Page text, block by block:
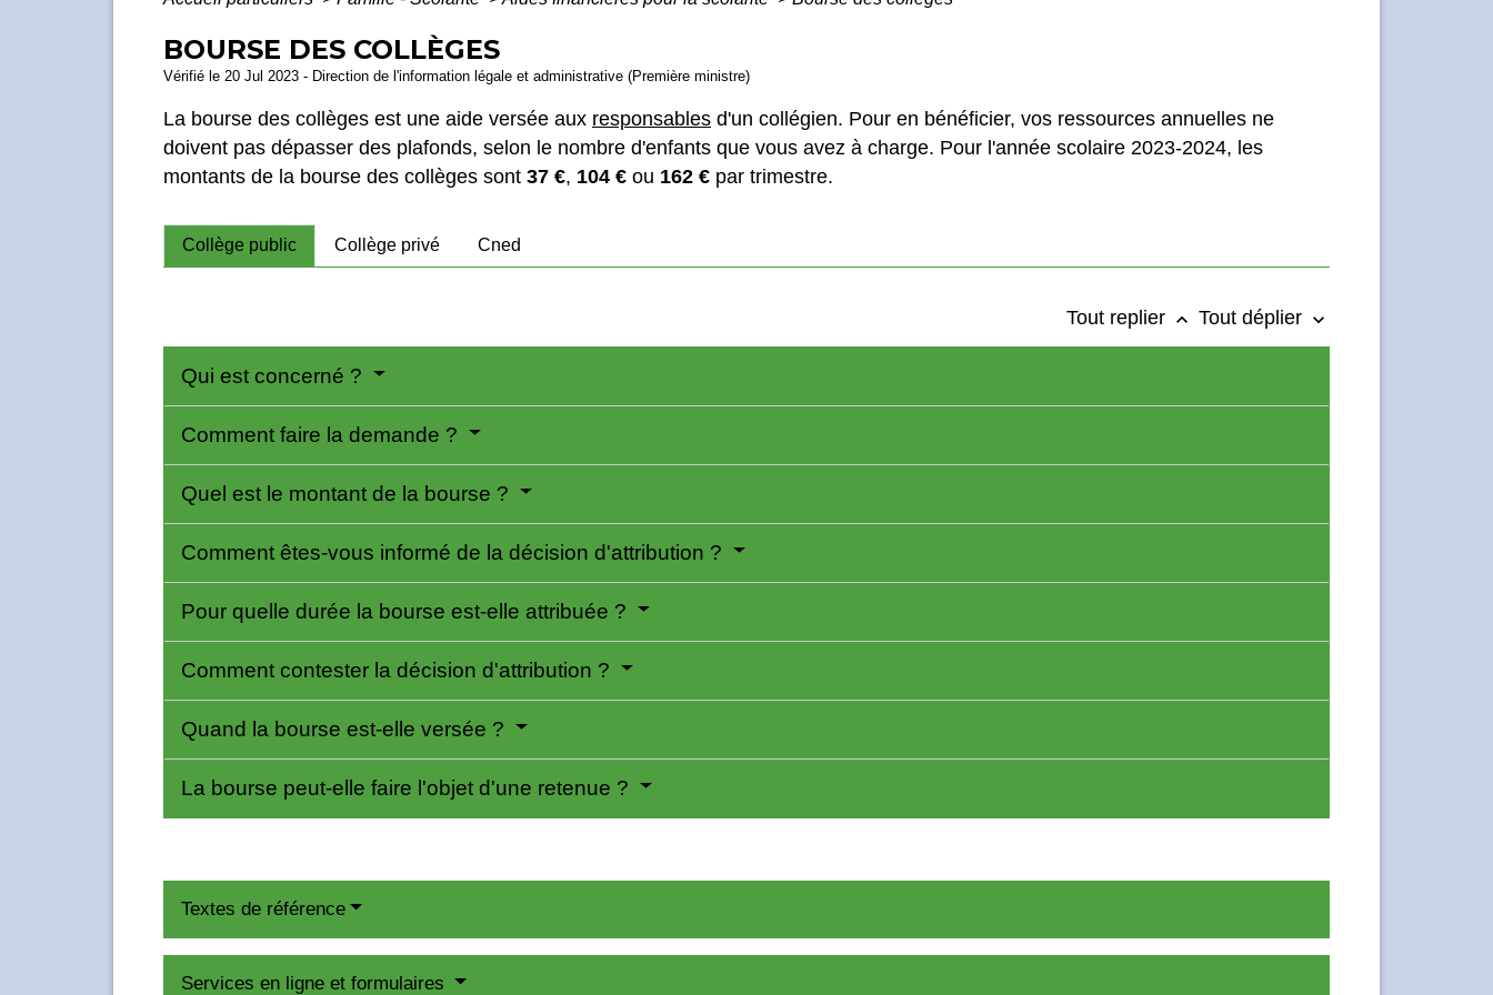
BOURSE DES COLLÈGES
Vérifié le 20 Jul 2023 - Direction de l'information légale et administrative (Première ministre)
La bourse des collèges est une aide versée aux responsables d'un collégien. Pour en bénéficier, vos ressources annuelles ne
doivent pas dépasser des plafonds, selon le nombre d'enfants que vous avez à charge. Pour l'année scolaire 2023-2024, les
montants de la bourse des collèges sont 37 €, 104 € ou 162 € par trimestre.
Collège public Collège privé Cned
Tout replier keyboard_arrow_up Tout déplier keyboard_arrow_down
Qui est concerné ?
Comment faire la demande ?
Quel est le montant de la bourse ?
Comment êtes-vous informé de la décision d'attribution ?
Pour quelle durée la bourse est-elle attribuée ?
Comment contester la décision d'attribution ?
Quand la bourse est-elle versée ?
La bourse peut-elle faire l'objet d'une retenue ?
Textes de référence
Services en ligne et formulaires